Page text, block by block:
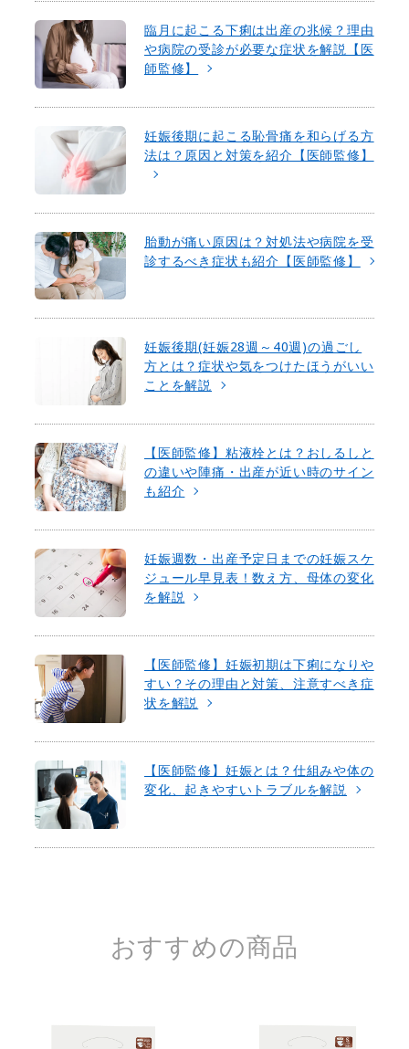
臨月に起こる下痢は出産の兆候？理由
や病院の受診が必要な症状を解説【医
師監修】
妊娠後期に起こる恥骨痛を和らげる方
法は？原因と対策を紹介【医師監修】
胎動が痛い原因は？対処法や病院を受
診するべき症状も紹介【医師監修】
妊娠後期(妊娠28週～40週)の過ごし
方とは？症状や気をつけたほうがいい
ことを解説
【医師監修】粘液栓とは？おしるしと
の違いや陣痛・出産が近い時のサイン
も紹介
妊娠週数・出産予定日までの妊娠スケ
ジュール早見表！数え方、母体の変化
を解説
【医師監修】妊娠初期は下痢になりや
すい？その理由と対策、注意すべき症
状を解説
【医師監修】妊娠とは？仕組みや体の
変化、起きやすいトラブルを解説
おすすめの商品